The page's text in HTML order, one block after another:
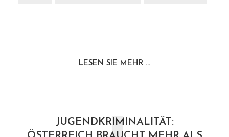
LESEN SIE MEHR ...
JUGENDKRIMINALITÄT: